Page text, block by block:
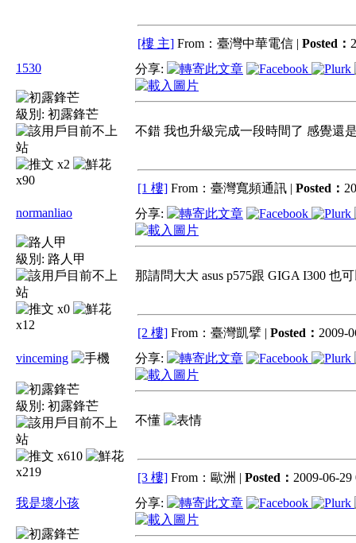
[樓 主] From：臺灣中華電信 | Posted：
1530
級別: 初露鋒芒
x2
x90
分享:
不錯 我也升級完成一段時間了 感覺還
[1 樓] From：臺灣寬頻通訊 | Posted：
normanliao
級別: 路人甲
x0
x12
分享:
那請問大大 asus p575跟 GIGA I300 也
[2 樓] From：臺灣凱擘 | Posted： 2009-
vinceming
級別: 初露鋒芒
x610
x219
分享:
不懂
[3 樓] From：歐洲 | Posted： 2009-06-29
我是壞小孩
分享: